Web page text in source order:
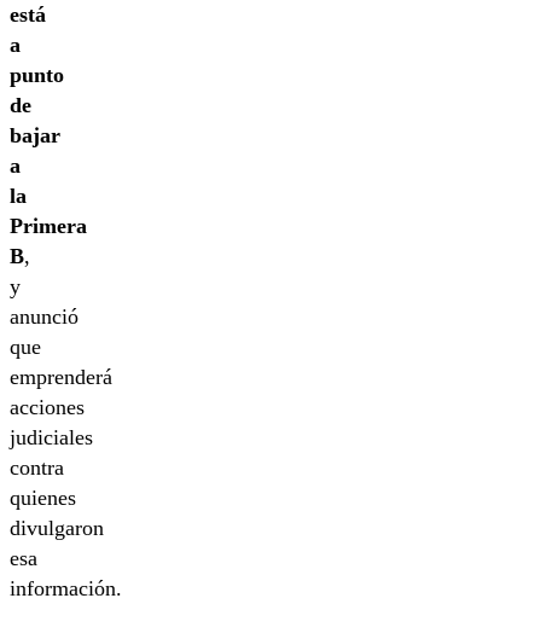
está
a
punto
de
bajar
a
la
Primera
B,
y
anunció
que
emprenderá
acciones
judiciales
contra
quienes
divulgaron
esa
información.